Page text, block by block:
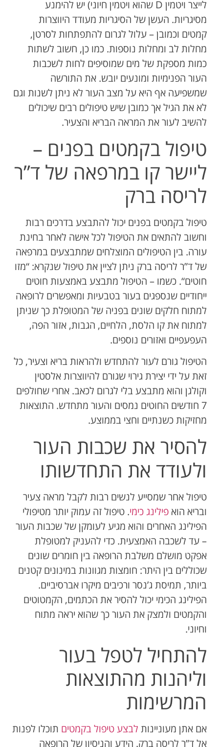
לייצר ויטמין D שהוא ויטמין חיוני) יש להימנע
מסיגריות. העשן של הסיגריות מעודד היווצרות
קמטים וכמובן – עלול לגרום להתפתחות לסרטן,
מחלות לב ומחלות נוספות. כמו כן, חשוב לשתות
כמות מספקת של מים שמוסיפים לחות לשכבות
העור הפנימיות ומונעים יובש. את התורשה
שמשפיעה אף היא על מצב העור לא ניתן לשנות וגם
לא את הגיל אך כמובן שיש טיפולים רבים שיכולים
להשיב לעור את המראה הבריא והצעיר.
טיפול בקמטים בפנים –
ליישר קו במרפאה של ד”ר
לריסה ברק
טיפול בקמטים בפנים יכול להתבצע בדרכים רבות
וחשוב להתאים את הטיפול לכל אישה לאחר בחינת
עורה. בין הטיפולים המוצלחים שמתבצעים במרפאה
של ד”ר לריסה ברק ניתן לציין את טיפול שנקרא: “מזו
חוטים“. כשמו – הטיפול מתבצע באמצעות חוטים
ייחודיים שנספגים בעור בטבעיות ומאפשרים לרופאה
למתוח חלקים שונים בפניה של המטופלת כך שניתן
למתוח את קו הלסת, הלחיים, הגבות, אזור הפה,
העפעפיים ואזורים נוספים.
הטיפול גורם לעור להתחדש ולהראות בריא וצעיר, כל
זאת על ידי יצירת גירוי שגורם להיווצרות אלסטין
וקולגן והוא מתבצע בלי לגרום לכאב. אחרי שחולפים
7 חודשים החוטים נמסים והעור מתחדש. התוצאות
מחזיקות כשנתיים וחצי בממוצע.
להסיר את שכבות העור
ולעודד את התחדשותו
טיפול אחר שמסייע לנשים רבות לקבל מראה צעיר
ובריא הוא פילינג כימי. טיפול זה עמוק יותר מטיפולי
הפילינג האחרים והוא מגיע לעומקן של שכבות העור
– עד לשכבה האמצעית. כדי להעניק למטופלת
אפקט מושלם משלבת הרופאה בין חומרים שונים
שכוללים בין היתר: חומצות מגוונות במינונים קטנים
ביותר, תמיסת ג’נסר ורכיבים מיקרו אברסיביים.
הפילינג הכימי יכול להסיר את הכתמים, הקמטוטים
והקמטים ולמצק את העור כך שהוא יראה מתוח
וחיוני.
להתחיל לטפל בעור
וליהנות מהתוצאות
המרשימות
אם אתן מעוניינות לבצע טיפול בקמטים תוכלו לפנות
אל ד”ר לריסה ברק. הידע והניסיון של הרופאה